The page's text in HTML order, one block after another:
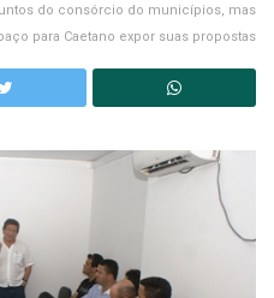
do consórcio do municípios, mas
para Caetano expor suas propostas